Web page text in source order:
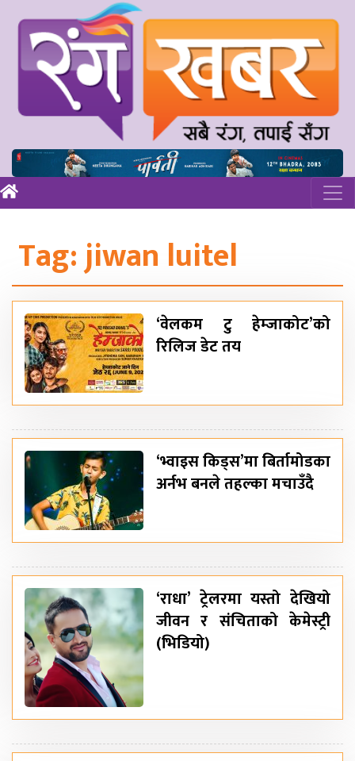
Tag:jiwan luitel
‘वेलकम टु हेम्जाकोट’को
रिलिज डेट तय
‘भ्वाइस किड्स’मा बिर्तामोडका
अर्नभ बनले तहल्का मचाउँदै
‘राधा’ ट्रेलरमा यस्तो देखियो
जीवन र संचिताको केमेस्ट्री
(भिडियो)